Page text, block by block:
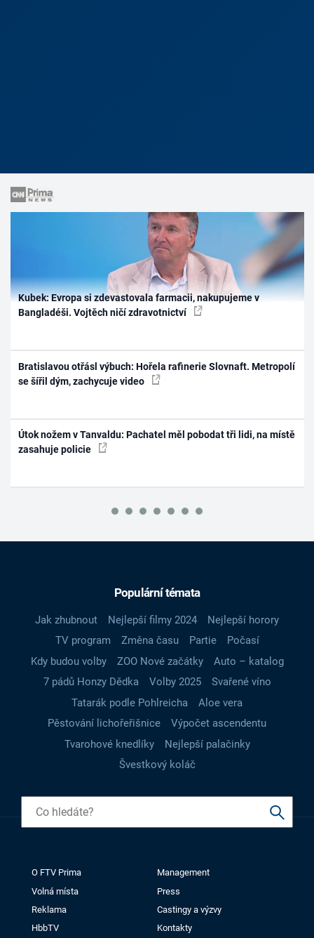
Kubek: Evropa si zdevastovala farmacii, nakupujeme v
Bangladéši. Vojtěch ničí zdravotnictví
Bratislavou otřásl výbuch: Hořela rafinerie Slovnaft. Metropolí
se šířil dým, zachycuje video
Útok nožem v Tanvaldu: Pachatel měl pobodat tři lidi, na místě
zasahuje policie
Populární témata
Jak zhubnout Nejlepší filmy 2024
Nejlepší horory
TV program
Změna času Partie
Počasí
Kdy budou volby
ZOO Nové začátky
Auto – katalog
7 pádů Honzy Dědka
Volby 2025
Svařené víno
Tatarák podle Pohlreicha
Aloe vera
Pěstování lichořeřišnice
Výpočet ascendentu
Tvarohové knedlíky
Nejlepší palačinky
Švestkový koláč
O FTV Prima
Management
Volná místa
Press
Reklama
Castingy a výzvy
HbbTV
Kontakty